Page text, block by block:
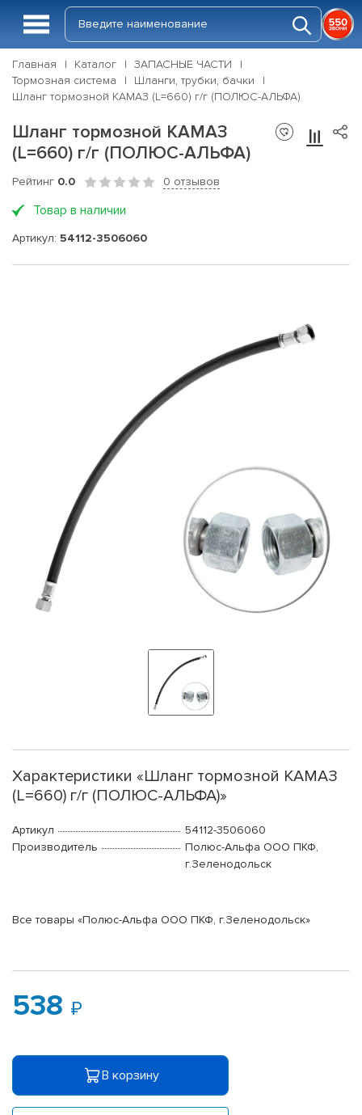
Главная Каталог
ЗАПАСНЫЕ ЧАСТИ
Тормозная система
Шланги, трубки, бачки
Шланг тормозной КАМАЗ (L=660) г/г (ПОЛЮС-АЛЬФА)
Шланг тормозной КАМАЗ
(L=660) г/г (ПОЛЮС-АЛЬФА)
Рейтинг 0.0 0 отзывов
Товар в наличии
Артикул: 54112-3506060
Характеристики «Шланг тормозной КАМАЗ
(L=660) г/г (ПОЛЮС-АЛЬФА)»
Артикул
54112-3506060
Производитель
Полюс-Альфа ООО ПКФ,
г.Зеленодольск
Все товары «Полюс-Альфа ООО ПКФ, г.Зеленодольск»
538
В корзину